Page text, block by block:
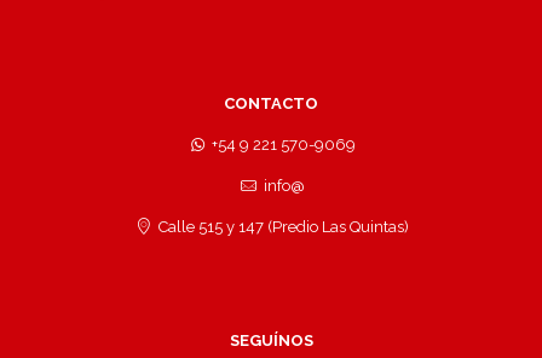
CONTACTO
+54 9 221 570-9069
info@
Calle 515 y 147 (Predio Las Quintas)
SEGUÍNOS